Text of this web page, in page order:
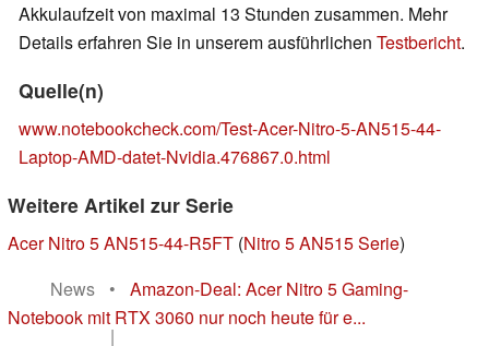
Akkulaufzeit von maximal 13 Stunden zusammen. Mehr
Details erfahren Sie in unserem ausführlichen Testbericht.
Quelle(n)
www.notebookcheck.com/Test-Acer-Nitro-5-AN515-44-
Laptop-AMD-datet-Nvidia.476867.0.html
Weitere Artikel zur Serie
Acer Nitro 5 AN515-44-R5FT (Nitro 5 AN515 Serie)
News
•
Amazon-Deal: Acer Nitro 5 Gaming-
Notebook mit RTX 3060 nur noch heute für e...
|